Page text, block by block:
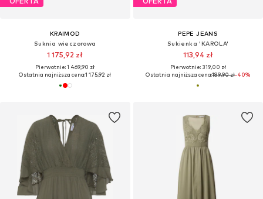
KRAIMOD
Suknia wieczorowa
1 175,92 zł
Pierwotnie: 1 469,90 zł
Ostatnia najniższa cena:1 175,92 zł
PEPE JEANS
Sukienka 'KAROLA'
113,94 zł
Pierwotnie: 319,00 zł
Ostatnia najniższa cena:189,90 zł-40%